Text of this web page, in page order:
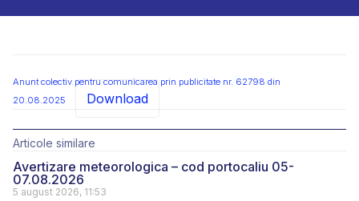
Anunt colectiv pentru comunicarea prin publicitate nr. 62798 din
20.08.2025
Download
Articole similare
Avertizare meteorologica – cod portocaliu 05-
07.08.2026
5 august 2026, 11:53